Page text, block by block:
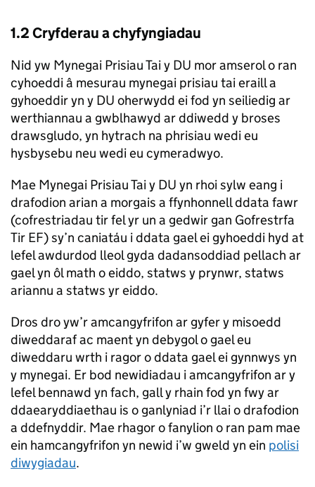
1.2 Cryfderau a chyfyngiadau
Nid yw Mynegai Prisiau Tai y DU mor amserol o ran
cyhoeddi â mesurau mynegai prisiau tai eraill a
gyhoeddir yn y DU oherwydd ei fod yn seiliedig ar
werthiannau a gwblhawyd ar ddiwedd y broses
drawsgludo, yn hytrach na phrisiau wedi eu
hysbysebu neu wedi eu cymeradwyo.
Mae Mynegai Prisiau Tai y DU yn rhoi sylw eang i
drafodion arian a morgais a ffynhonnell ddata fawr
(cofrestriadau tir fel yr un a gedwir gan Gofrestrfa
Tir EF) sy’n caniatáu i ddata gael ei gyhoeddi hyd at
lefel awdurdod lleol gyda dadansoddiad pellach ar
gael yn ôl math o eiddo, statws y prynwr, statws
ariannu a statws yr eiddo.
Dros dro yw’r amcangyfrifon ar gyfer y misoedd
diweddaraf ac maent yn debygol o gael eu
diweddaru wrth i ragor o ddata gael ei gynnwys yn
y mynegai. Er bod newidiadau i amcangyfrifon ar y
lefel bennawd yn fach, gall y rhain fod yn fwy ar
ddaearyddiaethau is o ganlyniad i’r llai o drafodion
a ddefnyddir. Mae rhagor o fanylion o ran pam mae
ein hamcangyfrifon yn newid i’w gweld yn ein polisi
diwygiadau.